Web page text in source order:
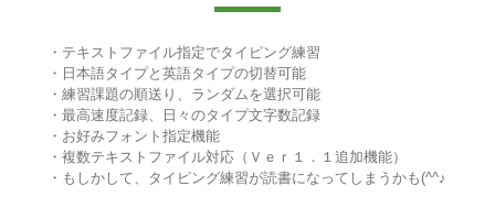
・テキストファイル指定でタイピング練習
・日本語タイプと英語タイプの切替可能
・練習課題の順送り、ランダムを選択可能
・最高速度記録、日々のタイプ文字数記録
・お好みフォント指定機能
・複数テキストファイル対応（Ｖｅｒ１．１追加機能）
・もしかして、タイピング練習が読書になってしまうかも(^^♪